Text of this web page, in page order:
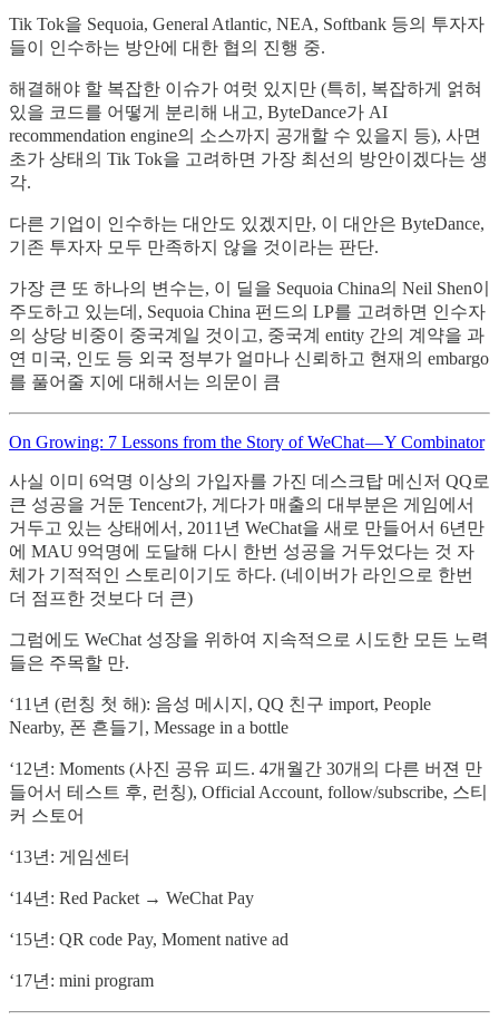
Tik Tok을 Sequoia, General Atlantic, NEA, Softbank 등의 투자자
들이 인수하는 방안에 대한 협의 진행 중.
해결해야 할 복잡한 이슈가 여럿 있지만 (특히, 복잡하게 얽혀
있을 코드를 어떻게 분리해 내고, ByteDance가 AI
recommendation engine의 소스까지 공개할 수 있을지 등), 사면
초가 상태의 Tik Tok을 고려하면 가장 최선의 방안이겠다는 생
각.
다른 기업이 인수하는 대안도 있겠지만, 이 대안은 ByteDance,
기존 투자자 모두 만족하지 않을 것이라는 판단.
가장 큰 또 하나의 변수는, 이 딜을 Sequoia China의 Neil Shen이
주도하고 있는데, Sequoia China 펀드의 LP를 고려하면 인수자
의 상당 비중이 중국계일 것이고, 중국계 entity 간의 계약을 과
연 미국, 인도 등 외국 정부가 얼마나 신뢰하고 현재의 embargo
를 풀어줄 지에 대해서는 의문이 큼
On Growing: 7 Lessons from the Story of WeChat — Y Combinator
사실 이미 6억명 이상의 가입자를 가진 데스크탑 메신저 QQ로
큰 성공을 거둔 Tencent가, 게다가 매출의 대부분은 게임에서
거두고 있는 상태에서, 2011년 WeChat을 새로 만들어서 6년만
에 MAU 9억명에 도달해 다시 한번 성공을 거두었다는 것 자
체가 기적적인 스토리이기도 하다. (네이버가 라인으로 한번
더 점프한 것보다 더 큰)
그럼에도 WeChat 성장을 위하여 지속적으로 시도한 모든 노력
들은 주목할 만.
‘11년 (런칭 첫 해): 음성 메시지, QQ 친구 import, People
Nearby, 폰 흔들기, Message in a bottle
‘12년: Moments (사진 공유 피드. 4개월간 30개의 다른 버젼 만
들어서 테스트 후, 런칭), Official Account, follow/subscribe, 스티
커 스토어
‘13년: 게임센터
‘14년: Red Packet → WeChat Pay
‘15년: QR code Pay, Moment native ad
‘17년: mini program